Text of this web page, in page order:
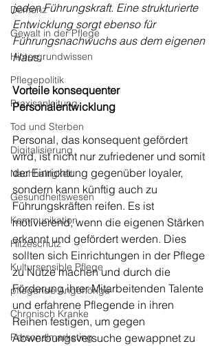
Demenz
Gewalt in der Pflege
Hintergrundwissen
Pflegepolitik
Praxisanleitung
Tod und Sterben
Digitalisierung
Nachhaltigkeit
Gesundheitswesen
Kommunikation
Hitzeschutz
Kultursensible Pflege
pflegende Angehörige
Chronisch Kranke
Personalmarketing
jeden Führungskraft. Eine strukturierte
Entwicklung sorgt ebenso für
Führungsnachwuchs aus dem eigenen
Haus.
Vorteile konsequenter
Personalentwicklung
Personal, das konsequent gefördert
wird, ist nicht nur zufriedener und somit
der Einrichtung gegenüber loyaler,
sondern kann künftig auch zu
Führungskräften reifen. Es ist
motivierend, wenn die eigenen Stärken
erkannt und gefördert werden. Dies
sollten sich Einrichtungen in der Pflege
zu Nutze machen und durch die
Förderung ihrer Mitarbeitenden Talente
und erfahrene Pflegende in ihren
Reihen festigen, um gegen
Abwerbungsversuche gewappnet zu